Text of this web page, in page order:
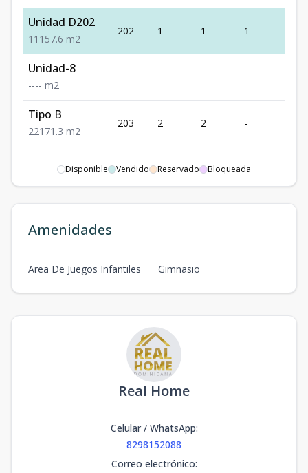
Unidad D202
1 1 1 57.6 m2
202 1 1 1
Unidad-8
---- m2
- - - -
Tipo B
221 71.3 m2
203 2 2 -
Disponible Vendido Reservado Bloqueada
Amenidades
Area De Juegos Infantiles Gimnasio
Real Home
Celular / WhatsApp:
8298152088
Correo electrónico: